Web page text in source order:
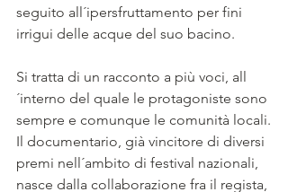
seguito all´ipersfruttamento per fini
irrigui delle acque del suo bacino.
Si tratta di un racconto a più voci, all
´interno del quale le protagoniste sono
sempre e comunque le comunità locali.
Il documentario, già vincitore di diversi
premi nell´ambito di festival nazionali,
nasce dalla collaborazione fra il regista,